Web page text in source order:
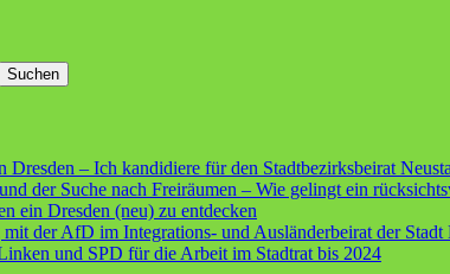
– Ich kandidiere für den Stadtbezirksbeirat
der Suche nach Freiräumen – Wie gelingt ein
ein Dresden (neu) zu entdecken
der AfD im Integrations- und Ausländerbeirat der Stadt
und SPD für die Arbeit im Stadtrat bis 2024